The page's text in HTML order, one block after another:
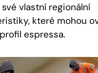
své vlastní regionální
které mohou
espressa.